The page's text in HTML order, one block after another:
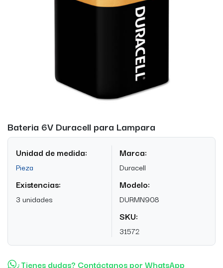
Bateria 6V Duracell para Lampara
Unidad de medida:
Pieza
Existencias:
3 unidades
Marca:
Duracell
Modelo:
DURMN908
SKU:
31572
¿Tienes dudas? Contáctanos por WhatsApp